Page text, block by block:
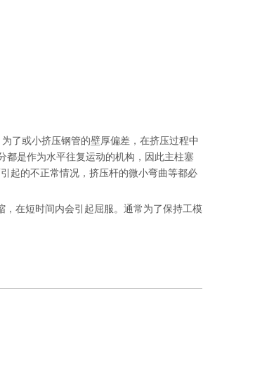
了或小挤压钢管的壁厚偏差，在挤压过程中
都是作为水平往复运动的机构，因此主柱塞
起的不正常情况，挤压杆的微小弯曲等都必
在短时间内会引起屈服。通常为了保持工模